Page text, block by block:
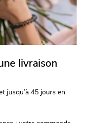
livraison
jusqu’à 45 jours en